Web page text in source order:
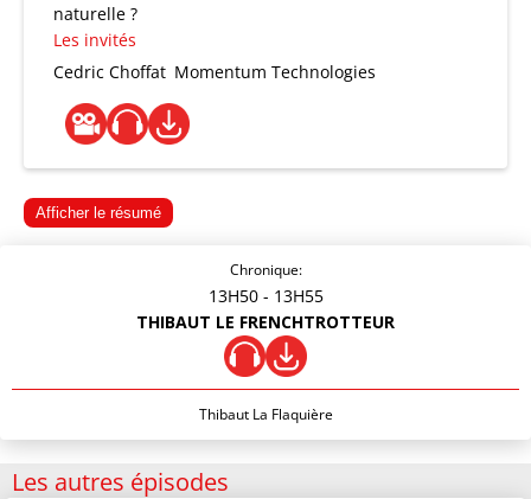
naturelle ?
Les invités
Cedric Choffat Momentum Technologies
Afficher le résumé
Chronique:
13H50 - 13H55
THIBAUT LE FRENCHTROTTEUR
Thibaut La Flaquière
Les autres épisodes